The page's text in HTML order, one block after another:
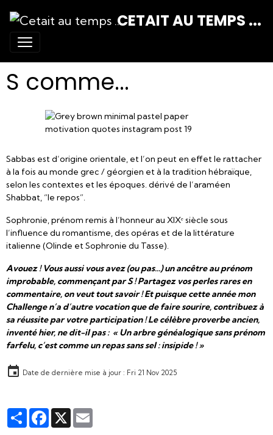
CETAIT AU TEMPS ...
S comme...
Sabbas est d’origine orientale, et l’on peut en effet le rattacher
à la fois au monde grec / géorgien et à la tradition hébraïque,
selon les contextes et les époques. dérivé de l’araméen
Shabbat, “le repos”.
Sophronie, prénom remis à l’honneur au XIXᵉ siècle sous
l’influence du romantisme, des opéras et de la littérature
italienne (Olinde et Sophronie du Tasse).
Avouez ! Vous aussi vous avez (ou pas...) un ancêtre au prénom
improbable, commençant par S ! Partagez vos perles rares en
commentaire, on veut tout savoir ! Et puisque cette année mon
Challenge n’a d’autre vocation que de faire sourire, contribuez à
sa réussite par votre participation ! Le célèbre proverbe ancien,
inventé hier, ne dit-il pas : « Un arbre généalogique sans prénom
farfelu, c’est comme un repas sans sel : insipide ! »
Date de dernière mise à jour : Fri 21 Nov 2025
PartagerFacebook
X